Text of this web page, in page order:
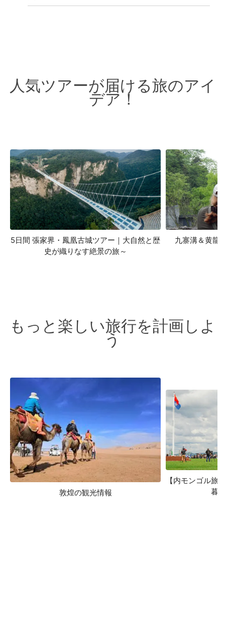
人気ツアーが届ける旅のアイ
デア！
5日間 張家界・鳳凰古城ツアー｜大自然と歴
史が織りなす絶景の旅～
九寨溝＆黄
もっと楽しい旅行を計画しよ
う
敦煌の観光情報
【内モンゴル旅
暮